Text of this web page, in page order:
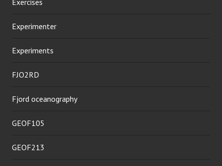
Exercises
Experimenter
Experiments
FJO2RD
Fjord oceanography
GEOF105
GEOF213